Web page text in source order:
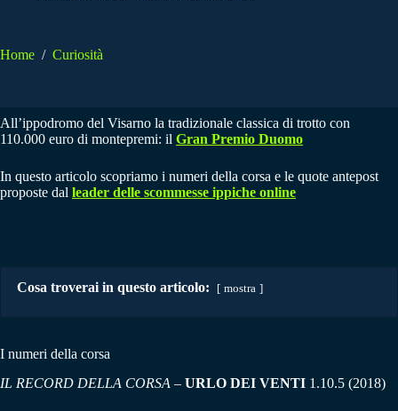
Home / Curiosità
All’ippodromo del Visarno la tradizionale classica di trotto con
110.000 euro di montepremi: il Gran Premio Duomo
In questo articolo scopriamo i numeri della corsa e le quote antepost
proposte dal leader delle scommesse ippiche online
Cosa troverai in questo articolo: mostra
I numeri della corsa
IL RECORD DELLA CORSA – URLO DEI VENTI 1.10.5 (2018)